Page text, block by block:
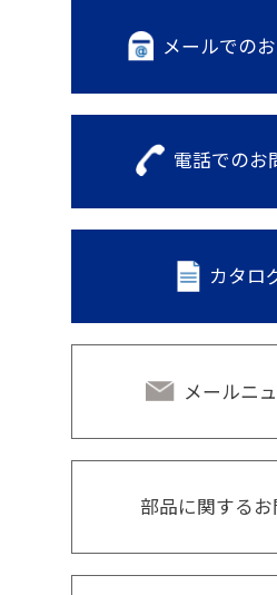
メールでの
電話でのお
カタロ
メールニ
部品に関する